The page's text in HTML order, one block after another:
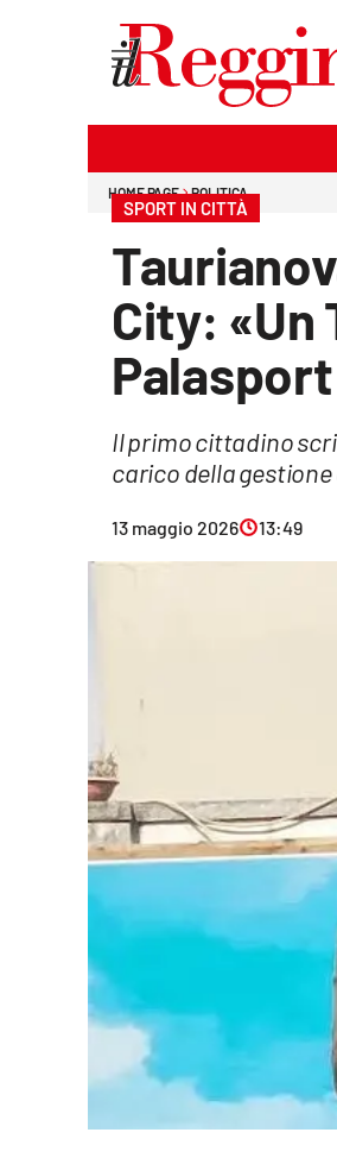
Lac Network
HOME PAGE POLITICA
SPORT IN CITTÀ
City: «Un
Il primo cittadino
carico della
13 maggio 2026 13:49